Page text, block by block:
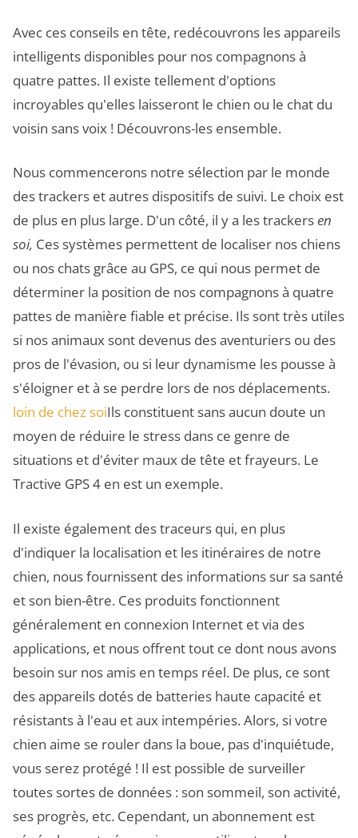
Avec ces conseils en tête, redécouvrons les appareils
intelligents disponibles pour nos compagnons à
quatre pattes. Il existe tellement d'options
incroyables qu'elles laisseront le chien ou le chat du
voisin sans voix ! Découvrons-les ensemble.
Nous commencerons notre sélection par le monde
des trackers et autres dispositifs de suivi. Le choix est
de plus en plus large. D'un côté, il y a les trackersen
soi, Ces systèmes permettent de localiser nos chiens
ou nos chats grâce au GPS, ce qui nous permet de
déterminer la position de nos compagnons à quatre
pattes de manière fiable et précise. Ils sont très utiles
si nos animaux sont devenus des aventuriers ou des
pros de l'évasion, ou si leur dynamisme les pousse à
s'éloigner et à se perdre lors de nos déplacements.
loin de chez soiIls constituent sans aucun doute un
moyen de réduire le stress dans ce genre de
situations et d'éviter maux de tête et frayeurs. Le
Tractive GPS 4 en est un exemple.
Il existe également des traceurs qui, en plus
d'indiquer la localisation et les itinéraires de notre
chien, nous fournissent des informations sur sa santé
et son bien-être. Ces produits fonctionnent
généralement en connexion Internet et via des
applications, et nous offrent tout ce dont nous avons
besoin sur nos amis en temps réel. De plus, ce sont
des appareils dotés de batteries haute capacité et
résistants à l'eau et aux intempéries. Alors, si votre
chien aime se rouler dans la boue, pas d'inquiétude,
vous serez protégé ! Il est possible de surveiller
toutes sortes de données : son sommeil, son activité,
ses progrès, etc. Cependant, un abonnement est